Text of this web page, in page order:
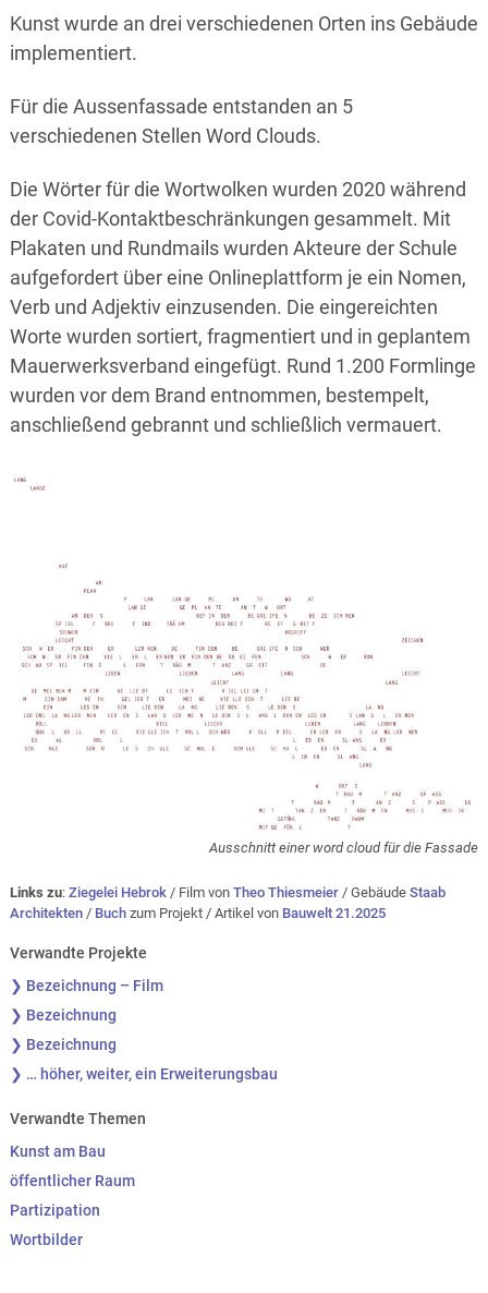
Kunst wurde an drei verschiedenen Orten ins Gebäude
implementiert.
Für die Aussenfassade entstanden an 5
verschiedenen Stellen Word Clouds.
Die Wörter für die Wortwolken wurden 2020 während
der Covid-Kontaktbeschränkungen gesammelt. Mit
Plakaten und Rundmails wurden Akteure der Schule
aufgefordert über eine Onlineplattform je ein Nomen,
Verb und Adjektiv einzusenden. Die eingereichten
Worte wurden sortiert, fragmentiert und in geplantem
Mauerwerksverband eingefügt. Rund 1.200 Formlinge
wurden vor dem Brand entnommen, bestempelt,
anschließend gebrannt und schließlich vermauert.
Ausschnitt einer word cloud für die Fassade
Links zu: Ziegelei Hebrok/ Film von Theo Thiesmeier/ Gebäude Staab
Architekten/ Buchzum Projekt / Artikel von Bauwelt 21.2025
Verwandte Projekte
❯ Bezeichnung – Film
❯ Bezeichnung
❯ Bezeichnung
❯ … höher, weiter, ein Erweiterungsbau
Verwandte Themen
Kunst am Bau
öffentlicher Raum
Partizipation
Wortbilder